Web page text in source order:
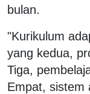
bulan.
"Kurikulum
yang kedua,
Tiga,
Empat, sistem